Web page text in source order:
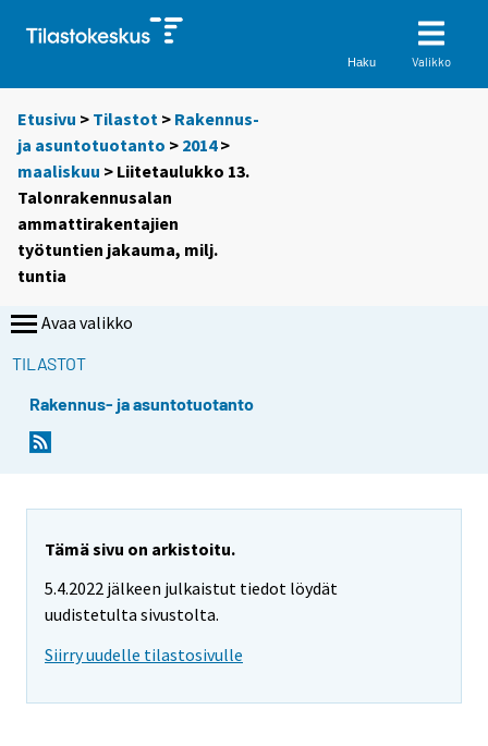
Haku Valikko
Etusivu > Tilastot > Rakennus-
ja asuntotuotanto > 2014>
maaliskuu > Liitetaulukko 13.
Talonrakennusalan
ammattirakentajien
työtuntien jakauma, milj.
tuntia
Avaa valikko
TILASTOT
Rakennus- ja asuntotuotanto
Tämä sivu on arkistoitu.
5.4.2022 jälkeen julkaistut tiedot löydät
uudistetulta sivustolta.
Siirry uudelle tilastosivulle